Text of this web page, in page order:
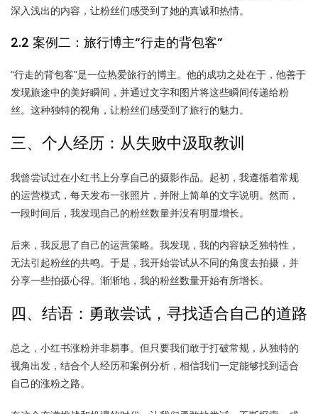
深入浅出的内容，让粉丝们感受到了她的真诚和热情。
2.2 案例二：旅行博主“行走的背包客”
“行走的背包客”是一位热爱旅行的博主。他的成功之处在于，他善于
发现旅途中的美好瞬间，并通过文字和图片将这些瞬间传递给粉
丝。这种独特的视角，让粉丝们感受到了旅行的魅力。
三、个人经历：从失败中汲取教训
我曾尝试过在小红书上分享自己的摄影作品。起初，我遵循着常规
的运营模式，每天发布一张照片，并附上简单的文字说明。然而，
一段时间后，我发现自己的粉丝数量并没有明显增长。
后来，我反思了自己的运营策略。我发现，我的内容缺乏独特性，
无法引起粉丝的共鸣。于是，我开始尝试从不同的角度去拍摄，并
分享一些拍摄心得。渐渐地，我的粉丝数量开始有所增长。
四、结语：勇敢尝试，寻找适合自己的道路
总之，小红书涨粉并非易事。但只要我们敢于打破常规，从独特的
视角出发，结合个人经历和案例分析，相信我们一定能够找到适合
自己的涨粉之路。